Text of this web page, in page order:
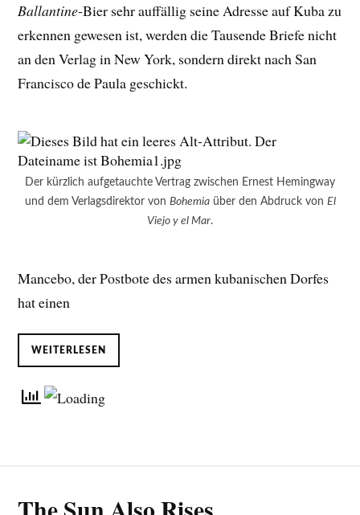
Ballantine-Bier sehr auffällig seine Adresse auf Kuba zu
erkennen gewesen ist, werden die Tausende Briefe nicht
an den Verlag in New York, sondern direkt nach San
Francisco de Paula geschickt.
Der kürzlich aufgetauchte Vertrag zwischen Ernest Hemingway
und dem Verlagsdirektor von Bohemiaüber den Abdruck von El
Viejo y el Mar.
Mancebo, der Postbote des armen kubanischen Dorfes
hat einen
WEITERLESEN